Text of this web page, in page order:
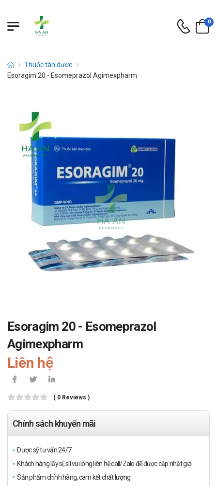
0
Thuốc tân dược
Esoragim 20 - Esomeprazol Agimexpharm
Esoragim 20 - Esomeprazol
Agimexpharm
Liên hệ
( 0 Reviews )
Chính sách khuyến mãi
Dược sỹ tư vấn 24/7.
Khách hàng lấy sỉ, sll vui lòng liên hệ call/Zalo để được cập nhật giá
Sản phẩm chính hãng, cam kết chất lượng.